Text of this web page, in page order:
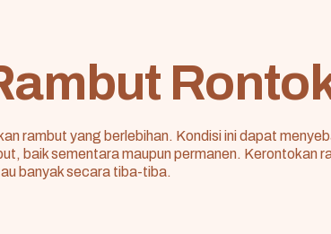
rambut yang berlebihan. Kondisi ini dapat
baik sementara maupun permanen. Kerontokan
banyak secara tiba-tiba.